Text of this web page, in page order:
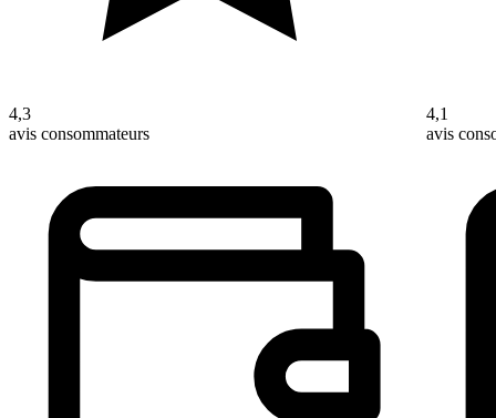
4,3
avis consommateurs
4,1
avis